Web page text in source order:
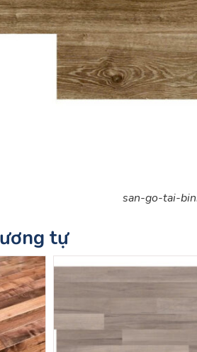
san-go-tai-
tự